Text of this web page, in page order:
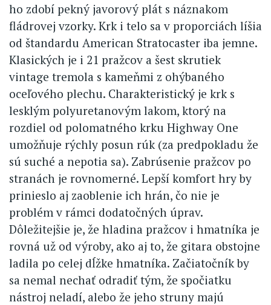
ho zdobí pekný javorový plát s náznakom
fládrovej vzorky. Krk i telo sa v proporciách líšia
od štandardu American Stratocaster iba jemne.
Klasických je i 21 pražcov a šest skrutiek
vintage tremola s kameňmi z ohýbaného
oceľového plechu. Charakteristický je krk s
lesklým polyuretanovým lakom, ktorý na
rozdiel od polomatného krku Highway One
umožňuje rýchly posun rúk (za predpokladu že
sú suché a nepotia sa). Zabrúsenie pražcov po
stranách je rovnomerné. Lepší komfort hry by
prinieslo aj zaoblenie ich hrán, čo nie je
problém v rámci dodatočných úprav.
Dôležitejšie je, že hladina pražcov i hmatníka je
rovná už od výroby, ako aj to, že gitara obstojne
ladila po celej dĺžke hmatníka. Začiatočník by
sa nemal nechať odradiť tým, že spočiatku
nástroj neladí, alebo že jeho struny majú